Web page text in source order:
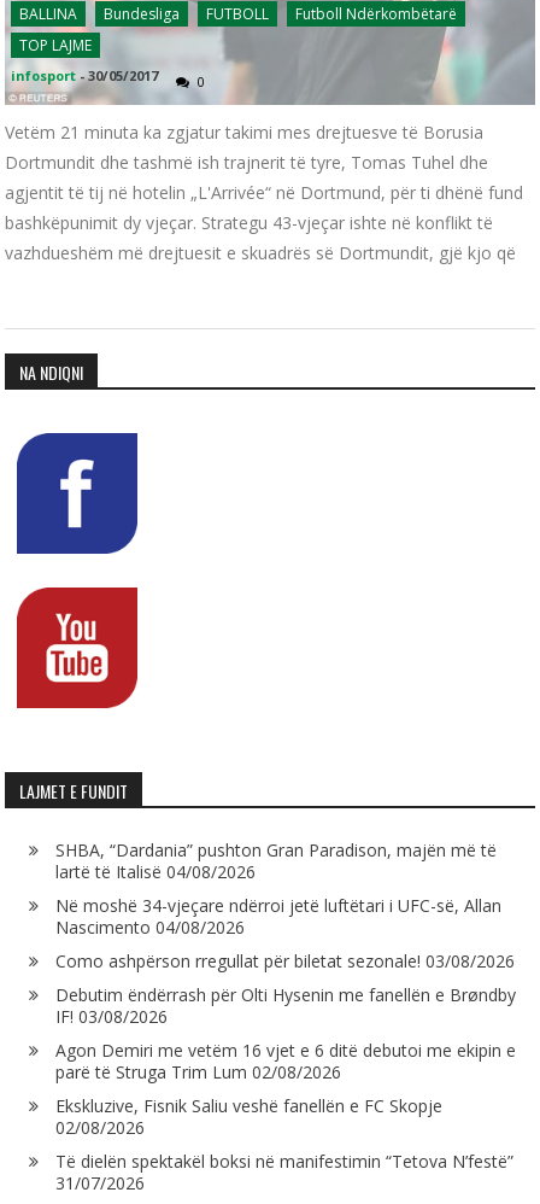
BALLINA Bundesliga FUTBOLL
Futboll Ndërkombëtarë
TOP LAJME
infosport -30/05/2017 0
Vetëm 21 minuta ka zgjatur takimi mes drejtuesve të Borusia
Dortmundit dhe tashmë ish trajnerit të tyre, Tomas Tuhel dhe
agjentit të tij në hotelin „L'Arrivée“ në Dortmund, për ti dhënë fund
bashkëpunimit dy vjeçar. Strategu 43-vjeçar ishte në konflikt të
vazhdueshëm më drejtuesit e skuadrës së Dortmundit, gjë kjo që
NA NDIQNI
LAJMET E FUNDIT
SHBA, “Dardania” pushton Gran Paradison, majën më të
lartë të Italisë 04/08/2026
Në moshë 34-vjeçare ndërroi jetë luftëtari i UFC-së, Allan
Nascimento 04/08/2026
Como ashpërson rregullat për biletat sezonale! 03/08/2026
Debutim ëndërrash për Olti Hysenin me fanellën e Brøndby
IF! 03/08/2026
Agon Demiri me vetëm 16 vjet e 6 ditë debutoi me ekipin e
parë të Struga Trim Lum 02/08/2026
Ekskluzive, Fisnik Saliu veshë fanellën e FC Skopje
02/08/2026
Të dielën spektakël boksi në manifestimin “Tetova N’festë”
31/07/2026